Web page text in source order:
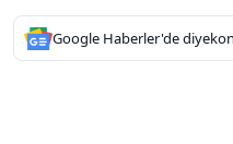
Google Haberler'de